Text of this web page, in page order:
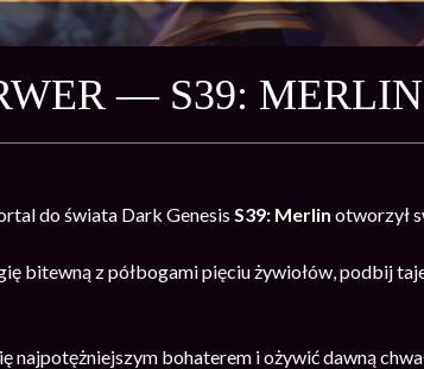
— S39: MERLIN
do świata Dark Genesis S39: Merlin otworzył
bitewną z półbogami pięciu żywiołów, podbij
najpotężniejszym bohaterem i ożywić dawną